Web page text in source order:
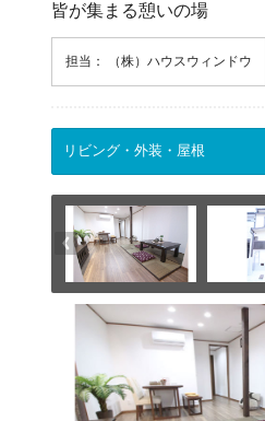
皆が集まる憩いの場
担当： （株）ハウスウィンドウ